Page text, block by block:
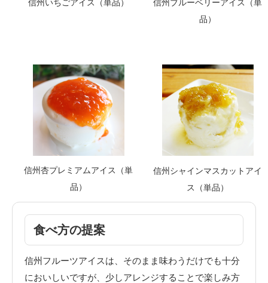
信州いちごアイス（単品）
信州ブルーベリーアイス（単
品）
信州杏プレミアムアイス（単
品）
信州シャインマスカットアイ
ス（単品）
食べ方の提案
信州フルーツアイスは、そのまま味わうだけでも十分
においしいですが、少しアレンジすることで楽しみ方